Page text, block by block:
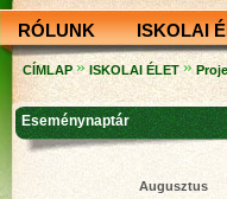
RÓLUNK ISKOLAI
CÍMLAP » ISKOLAI ÉLET »
Eseménynaptár
Augusztus